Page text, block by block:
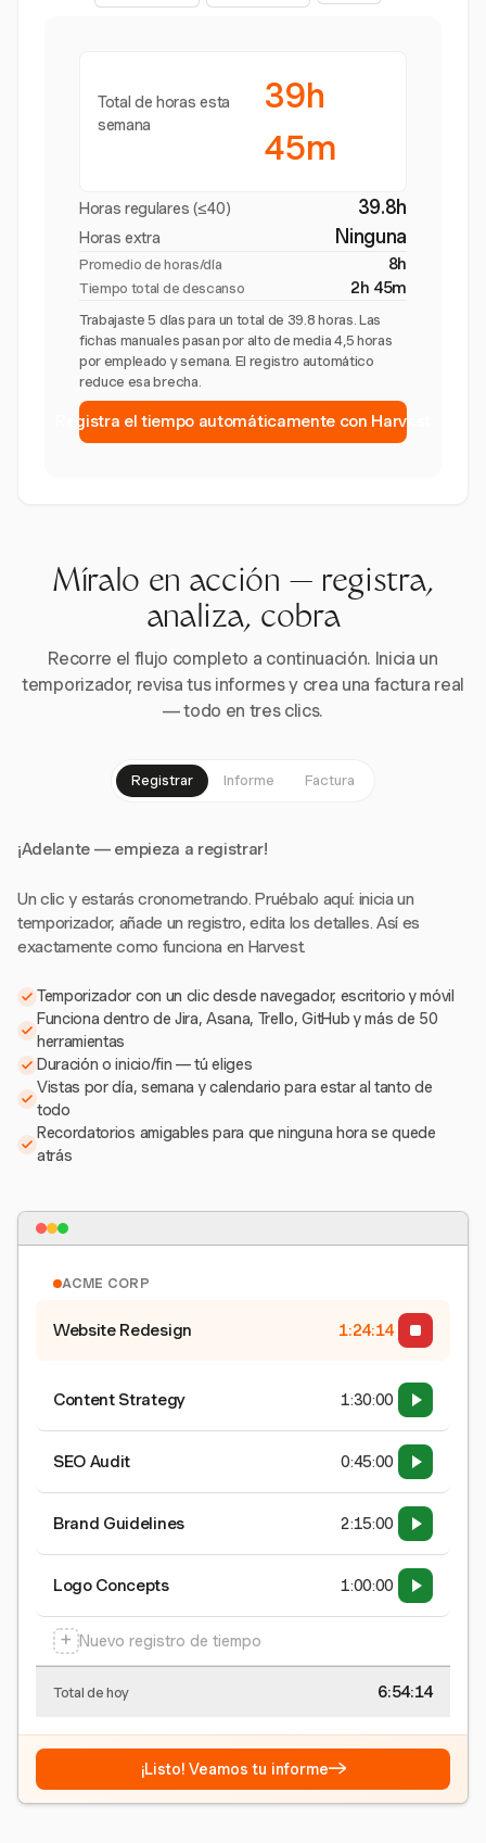
Total de horas esta
semana
39h
45m
Horas regulares (≤40) 39.8h
Horas extra Ninguna
Promedio de horas/día 8h
Tiempo total de descanso 2h 45m
Trabajaste 5 días para un total de 39.8 horas. Las
fichas manuales pasan por alto de media 4,5 horas
por empleado y semana. El registro automático
reduce esa brecha.
Registra el tiempo automáticamente con Harvest
Míralo en acción — registra,
analiza, cobra
Recorre el flujo completo a continuación. Inicia un
temporizador, revisa tus informes y crea una factura real
— todo en tres clics.
Registrar Informe Factura
¡Adelante — empieza a registrar!
Un clic y estarás cronometrando. Pruébalo aquí: inicia un
temporizador, añade un registro, edita los detalles. Así es
exactamente como funciona en Harvest.
Temporizador con un clic desde navegador, escritorio y móvil
Funciona dentro de Jira, Asana, Trello, GitHub y más de 50
herramientas
Duración o inicio/fin — tú eliges
Vistas por día, semana y calendario para estar al tanto de
todo
Recordatorios amigables para que ninguna hora se quede
atrás
ACME CORP
Website Redesign 1:24:15
Content Strategy 1:30:00
SEO Audit 0:45:00
Brand Guidelines 2:15:00
Logo Concepts 1:00:00
+ Nuevo registro de tiempo
Total de hoy 6:54:15
¡Listo! Veamos tu informe→